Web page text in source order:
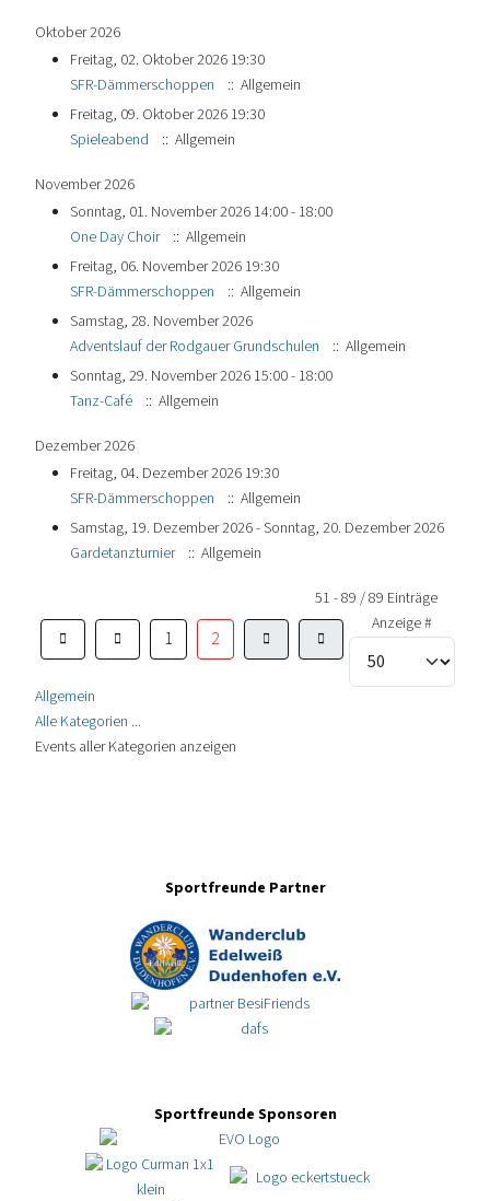
Oktober 2026
Freitag, 02. Oktober 2026 19:30
SFR-Dämmerschoppen
:: Allgemein
Freitag, 09. Oktober 2026 19:30
Spieleabend
:: Allgemein
November 2026
Sonntag, 01. November 2026 14:00 - 18:00
One Day Choir
:: Allgemein
Freitag, 06. November 2026 19:30
SFR-Dämmerschoppen
:: Allgemein
Samstag, 28. November 2026
Adventslauf der Rodgauer Grundschulen
:: Allgemein
Sonntag, 29. November 2026 15:00 - 18:00
Tanz-Café
:: Allgemein
Dezember 2026
Freitag, 04. Dezember 2026 19:30
SFR-Dämmerschoppen
:: Allgemein
Samstag, 19. Dezember 2026 - Sonntag, 20. Dezember 2026
Gardetanzturnier
:: Allgemein
51 - 89 / 89 Einträge
Anzeige #
1 2
Allgemein
Alle Kategorien ...
Events aller Kategorien anzeigen
Sportfreunde Partner
Sportfreunde Sponsoren